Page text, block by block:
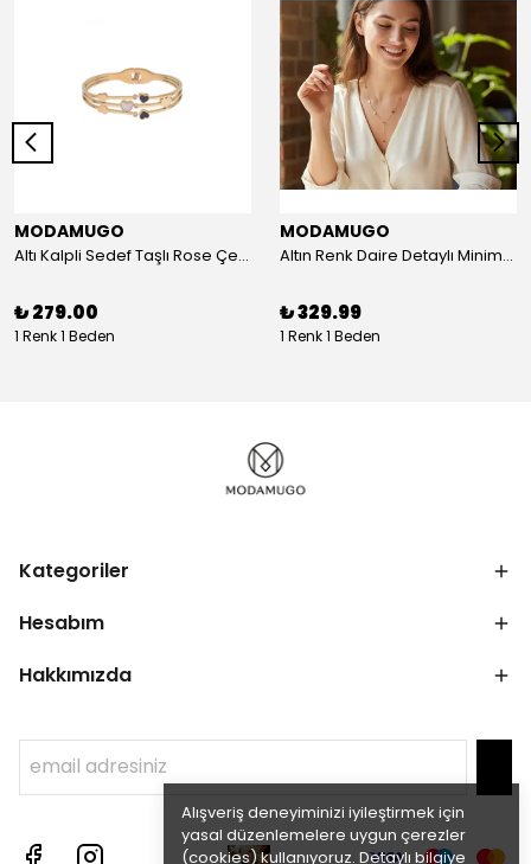
Alışveriş deneyiminizi iyileştirmek için
yasal düzenlemelere uygun çerezler
(cookies) kullanıyoruz. Detaylı bilgiye
MODAMUGO
Altı Kalpli Sedef Taşlı Rose Çelik Kelepçe Bileklik
₺ 279.00
1 Renk 1 Beden
MODAMUGO
Altın Renk Daire Detaylı Minimal Y Çelik Kolye
₺ 329.99
1 Renk 1 Beden
Kategoriler
Hesabım
Hakkımızda